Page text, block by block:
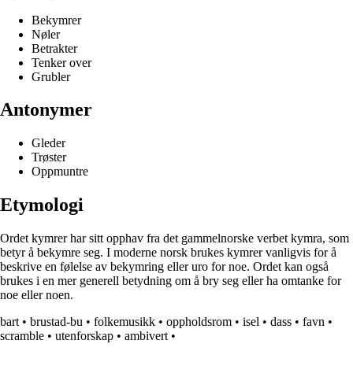
Bekymrer
Nøler
Betrakter
Tenker over
Grubler
Antonymer
Gleder
Trøster
Oppmuntre
Etymologi
Ordet kymrer har sitt opphav fra det gammelnorske verbet kymra, som
betyr å bekymre seg. I moderne norsk brukes kymrer vanligvis for å
beskrive en følelse av bekymring eller uro for noe. Ordet kan også
brukes i en mer generell betydning om å bry seg eller ha omtanke for
noe eller noen.
bart • brustad-bu • folkemusikk • oppholdsrom • isel • dass • favn •
scramble • utenforskap • ambivert •